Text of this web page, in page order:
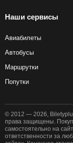
Наши сервисы
Авиабилеты
Автобусы
Маршрутки
Попутки
© 2012 — 2026,
права защищены.
самостоятельно на
ответственности за